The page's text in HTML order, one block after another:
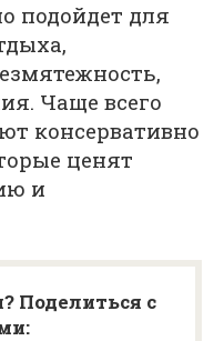
подойдет для
Чаще всего
консервативно
ценят
и
Поделиться с